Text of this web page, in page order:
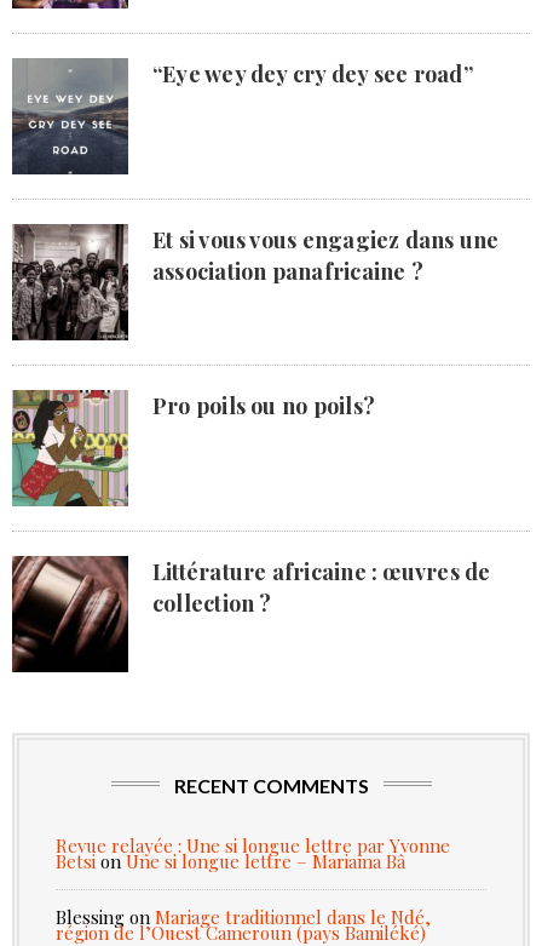
“Eye wey dey cry dey see road”
Et si vous vous engagiez dans une
association panafricaine ?
Pro poils ou no poils?
Littérature africaine : œuvres de
collection ?
RECENT COMMENTS
Revue relayée : Une si longue lettre par Yvonne
BetsionUne si longue lettre – Mariama Bâ
Blessing on Mariage traditionnel dans le Ndé,
région de l’Ouest Cameroun (pays Bamiléké)